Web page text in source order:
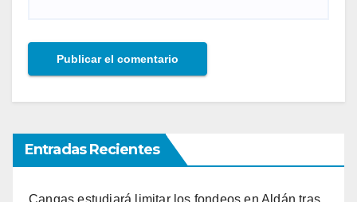
Entradas Recientes
Cangas estudiará limitar los fondeos en Aldán tras